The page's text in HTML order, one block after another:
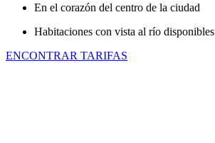
En el corazón del centro de la ciudad
Habitaciones con vista al río disponibles
ENCONTRAR TARIFAS